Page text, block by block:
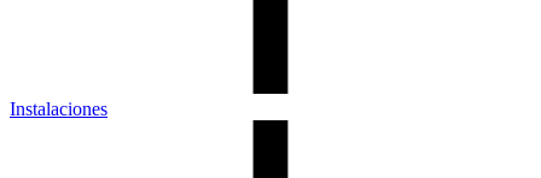
Instalaciones